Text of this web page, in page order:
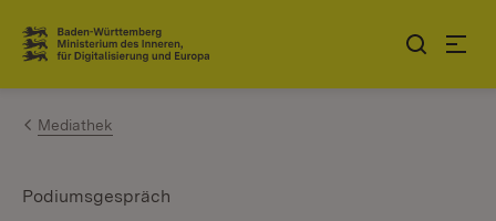
Zum Inhalt springen
Link zur Startseite
Mediathek
Podiumsgespräch